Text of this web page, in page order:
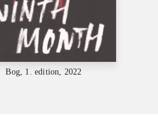
Bog, 1. edition, 2022